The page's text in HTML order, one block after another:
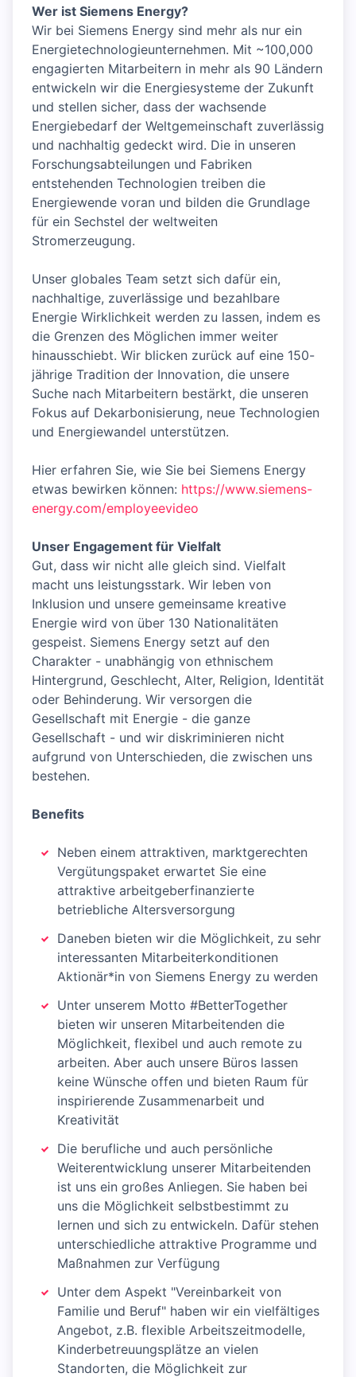
Wer ist Siemens Energy?
Wir bei Siemens Energy sind mehr als nur ein
Energietechnologieunternehmen. Mit ~100,000
engagierten Mitarbeitern in mehr als 90 Ländern
entwickeln wir die Energiesysteme der Zukunft
und stellen sicher, dass der wachsende
Energiebedarf der Weltgemeinschaft zuverlässig
und nachhaltig gedeckt wird. Die in unseren
Forschungsabteilungen und Fabriken
entstehenden Technologien treiben die
Energiewende voran und bilden die Grundlage
für ein Sechstel der weltweiten
Stromerzeugung.
Unser globales Team setzt sich dafür ein,
nachhaltige, zuverlässige und bezahlbare
Energie Wirklichkeit werden zu lassen, indem es
die Grenzen des Möglichen immer weiter
hinausschiebt. Wir blicken zurück auf eine 150-
jährige Tradition der Innovation, die unsere
Suche nach Mitarbeitern bestärkt, die unseren
Fokus auf Dekarbonisierung, neue Technologien
und Energiewandel unterstützen.
Hier erfahren Sie, wie Sie bei Siemens Energy
etwas bewirken können: https://www.siemens-
energy.com/employeevideo
Unser Engagement für Vielfalt
Gut, dass wir nicht alle gleich sind. Vielfalt
macht uns leistungsstark. Wir leben von
Inklusion und unsere gemeinsame kreative
Energie wird von über 130 Nationalitäten
gespeist. Siemens Energy setzt auf den
Charakter - unabhängig von ethnischem
Hintergrund, Geschlecht, Alter, Religion, Identität
oder Behinderung. Wir versorgen die
Gesellschaft mit Energie - die ganze
Gesellschaft - und wir diskriminieren nicht
aufgrund von Unterschieden, die zwischen uns
bestehen.
Benefits
Neben einem attraktiven, marktgerechten
Vergütungspaket erwartet Sie eine
attraktive arbeitgeberfinanzierte
betriebliche Altersversorgung
Daneben bieten wir die Möglichkeit, zu sehr
interessanten Mitarbeiterkonditionen
Aktionär*in von Siemens Energy zu werden
Unter unserem Motto #BetterTogether
bieten wir unseren Mitarbeitenden die
Möglichkeit, flexibel und auch remote zu
arbeiten. Aber auch unsere Büros lassen
keine Wünsche offen und bieten Raum für
inspirierende Zusammenarbeit und
Kreativität
Die berufliche und auch persönliche
Weiterentwicklung unserer Mitarbeitenden
ist uns ein großes Anliegen. Sie haben bei
uns die Möglichkeit selbstbestimmt zu
lernen und sich zu entwickeln. Dafür stehen
unterschiedliche attraktive Programme und
Maßnahmen zur Verfügung
Unter dem Aspekt "Vereinbarkeit von
Familie und Beruf" haben wir ein vielfältiges
Angebot, z.B. flexible Arbeitszeitmodelle,
Kinderbetreuungsplätze an vielen
Standorten, die Möglichkeit zur